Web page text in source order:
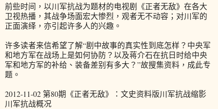
前些时间，以川军抗战为题材的电视剧《正者无敌》在各大
卫视热播，其战争场面宏大惨烈，观者无不动容；对川军的
正面演绎，亦引起许多人的兴趣。
许多读者来信希望了解“剧中故事的真实性到底怎样？中央军
和地方军在战场上是如何协防？以及蒋介石在抗日时给中央
军和地方军的补给、装备差别有多大？”故搜集资料，成此专
题。
2012-11-02 第80期《正者无敌》：文史资料版川军抗战缩影
川军抗战概况